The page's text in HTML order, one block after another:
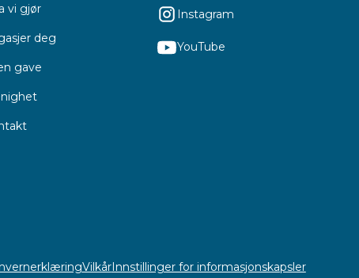
vi gjør
deg
gave
Instagram
YouTube
VilkårInnstillinger for informasjonskapsler